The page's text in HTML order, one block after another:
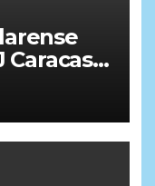
Caracas